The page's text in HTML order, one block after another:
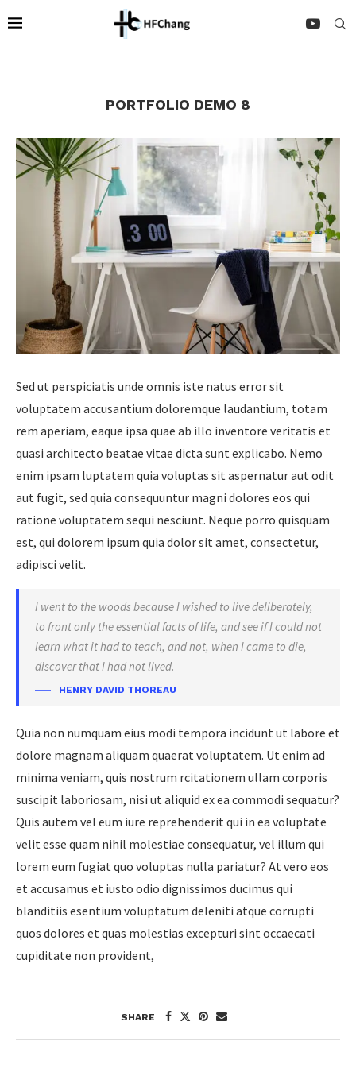
PORTFOLIO DEMO 8
Sed ut perspiciatis unde omnis iste natus error sit
voluptatem accusantium doloremque laudantium, totam
rem aperiam, eaque ipsa quae ab illo inventore veritatis et
quasi architecto beatae vitae dicta sunt explicabo. Nemo
enim ipsam luptatem quia voluptas sit aspernatur aut odit
aut fugit, sed quia consequuntur magni dolores eos qui
ratione voluptatem sequi nesciunt. Neque porro quisquam
est, qui dolorem ipsum quia dolor sit amet, consectetur,
adipisci velit.
I went to the woods because I wished to live deliberately,
to front only the essential facts of life, and see if I could not
learn what it had to teach, and not, when I came to die,
discover that I had not lived.
HENRY DAVID THOREAU
Quia non numquam eius modi tempora incidunt ut labore et
dolore magnam aliquam quaerat voluptatem. Ut enim ad
minima veniam, quis nostrum rcitationem ullam corporis
suscipit laboriosam, nisi ut aliquid ex ea commodi sequatur?
Quis autem vel eum iure reprehenderit qui in ea voluptate
velit esse quam nihil molestiae consequatur, vel illum qui
lorem eum fugiat quo voluptas nulla pariatur? At vero eos
et accusamus et iusto odio dignissimos ducimus qui
blanditiis esentium voluptatum deleniti atque corrupti
quos dolores et quas molestias excepturi sint occaecati
cupiditate non provident,
SHARE